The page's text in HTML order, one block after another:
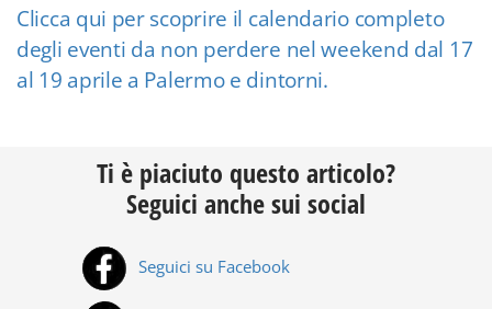
Clicca qui per scoprire il calendario completo
degli eventi da non perdere nel weekend dal 17
al 19 aprile a Palermo e dintorni.
Ti è piaciuto questo articolo?
Seguici anche sui social
Seguici su Facebook